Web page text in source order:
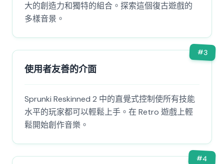
大的創造力和獨特的組合。探索這個復古遊戲的
多樣音景。
#3
使用者友善的介面
Sprunki Reskinned 2 中的直覺式控制使所有技能
水平的玩家都可以輕鬆上手。在 Retro 遊戲上輕
鬆開始創作音樂。
#4